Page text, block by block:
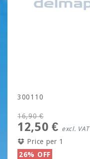
300110
16,90 €
12,50 € excl. VAT
Price per 1
26% OFF